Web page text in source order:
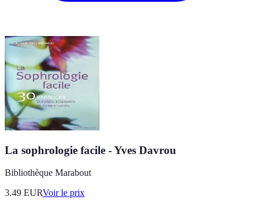
La sophrologie facile - Yves Davrou
Bibliothèque Marabout
3.49 EURVoir le prix